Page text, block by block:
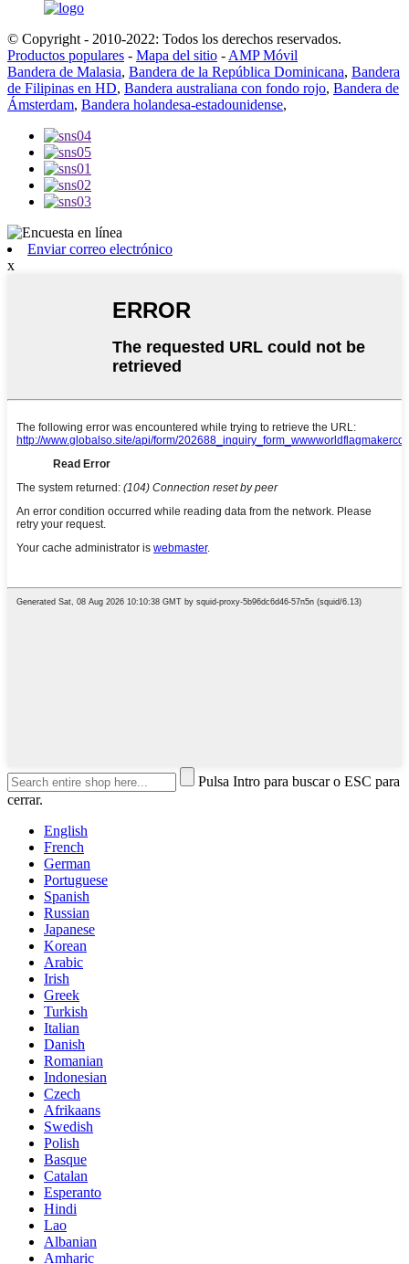
© Copyright - 2010-2022: Todos los derechos reservados.
Productos populares - Mapa del sitio - AMP Móvil
Bandera de Malasia, Bandera de la República Dominicana, Bandera
de Filipinas en HD, Bandera australiana con fondo rojo, Bandera de
Ámsterdam, Bandera holandesa-estadounidense,
Enviar correo electrónico
x
Pulsa Intro para buscar o ESC para
cerrar.
English
French
German
Portuguese
Spanish
Russian
Japanese
Korean
Arabic
Irish
Greek
Turkish
Italian
Danish
Romanian
Indonesian
Czech
Afrikaans
Swedish
Polish
Basque
Catalan
Esperanto
Hindi
Lao
Albanian
Amharic